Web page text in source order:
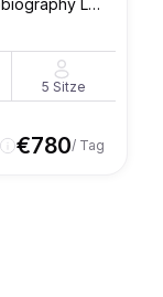
Range Rover Vogue Autobiography Long P530
5 Sitze
€780/ Tag